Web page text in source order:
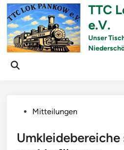
Skip
content
TTC
e.V.
Unser
PostedMitteilungen